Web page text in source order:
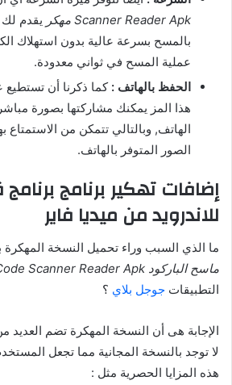
Scanner Reader Apk مهكر
يقدم لك
بالمسح بسرعة عالية بدون استهلاك
عملية المسح في ثواني معدودة.
الحفظ بالهاتف :
هذا المز يمكنك مشاركتها بصورة
الهاتف, وبالتالي تتمكن من
الصور المتوفر بالهاتف.
إضافات تهكير برنامج برنامج
للاندرويد من ميديا فاير
ما الذي السبب وراء تحميل النسخة المهكرة
ماسح الباركود BarCode Scanner Reader Apk
التطبيقات جوجل بلاي ؟
الإجابة هى أن النسخة المهكرة تضم العديد
لا توجد بالنسخة المجانية مما تجعل
هذه المزايا الحصرية مثل :